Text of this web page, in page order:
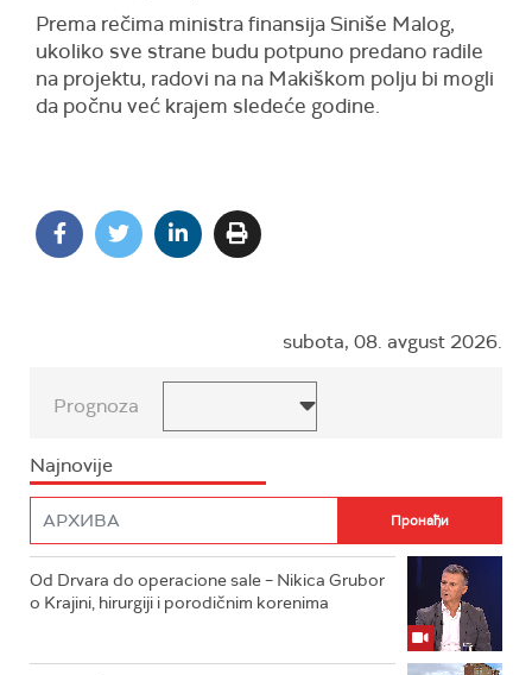
Prema rečima ministra finansija Siniše Malog,
ukoliko sve strane budu potpuno predano radile
na projektu, radovi na na Makiškom polju bi mogli
da počnu već krajem sledeće godine.
subota, 08. avgust 2026.
Prognoza
Najnovije
Od Drvara do operacione sale – Nikica Grubor
o Krajini, hirurgiji i porodičnim korenima